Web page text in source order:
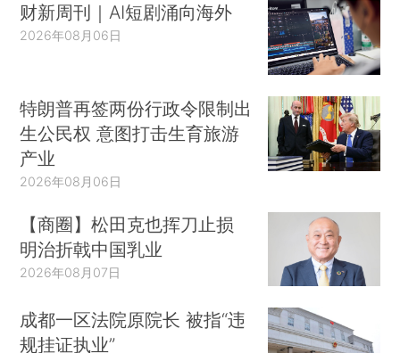
财新周刊｜AI短剧涌向海外
2026年08月06日
特朗普再签两份行政令限制出
生公民权 意图打击生育旅游
产业
2026年08月06日
【商圈】松田克也挥刀止损
明治折戟中国乳业
2026年08月07日
成都一区法院原院长 被指“违
规挂证执业”